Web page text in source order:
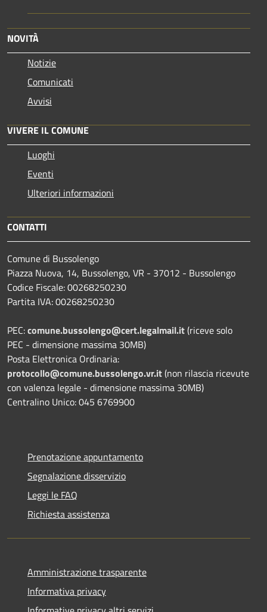
NOVITÀ
Notizie
Comunicati
Avvisi
VIVERE IL COMUNE
Luoghi
Eventi
Ulteriori informazioni
CONTATTI
Comune di Bussolengo
Piazza Nuova, 14, Bussolengo, VR - 37012 - Bussolengo
Codice Fiscale: 00268250230
Partita IVA: 00268250230
PEC:comune.bussolengo@cert.legalmail.it(riceve solo
PEC - dimensione massima 30MB)
Posta Elettronica Ordinaria:
protocollo@comune.bussolengo.vr.it(non rilascia ricevute
con valenza legale - dimensione massima 30MB)
Centralino Unico: 045 6769900
Prenotazione appuntamento
Segnalazione disservizio
Leggi le FAQ
Richiesta assistenza
Amministrazione trasparente
Informativa privacy